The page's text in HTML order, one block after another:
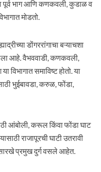
पूर्व भाग आणि कणकवली, कुडाळ व
मोडतो.
डोंगररांगाचा बऱ्याचशा
आहे. वैभववाडी, कणकवली,
विभागात समाविष्ट होतो. या
भुईबावडा, करुळ, फोंडा,
आंबोली, करूल किंवा फोंडा घाट
राजापूरची घाटी उतरावी
प्रमुख दुर्ग वसले आहेत.